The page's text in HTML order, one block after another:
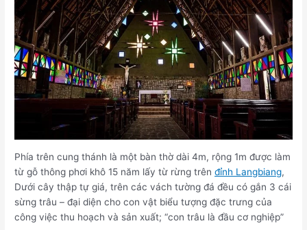
Phía trên cung thánh là một bàn thờ dài 4m, rộng 1m được làm
từ gỗ thông phơi khô 15 năm lấy từ rừng trênđỉnh Langbiang,
Dưới cây thập tự giá, trên các vách tường đá đều có gắn 3 cái
sừng trâu – đại diện cho con vật biểu tượng đặc trưng của
công việc thu hoạch và sản xuất; “con trâu là đầu cơ nghiệp”